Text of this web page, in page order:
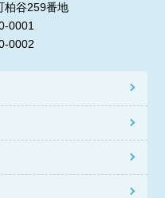
柏谷259番地
0001
0002